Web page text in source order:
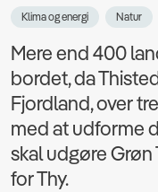
Klima og energi Natur
Mere end 400
bordet, da
Fjordland, over
med at udforme
skal udgøre
for Thy.